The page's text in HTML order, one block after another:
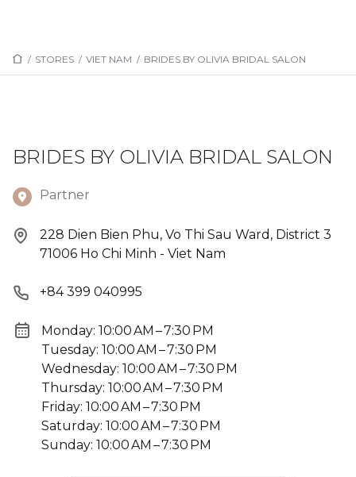
/ STORES / VIET NAM / BRIDES BY OLIVIA BRIDAL SALON
BRIDES BY OLIVIA BRIDAL SALON
Partner
228 Dien Bien Phu, Vo Thi Sau Ward, District 3
71006 Ho Chi Minh - Viet Nam
+84 399 040995
Monday: 10:00 AM – 7:30 PM
Tuesday: 10:00 AM – 7:30 PM
Wednesday: 10:00 AM – 7:30 PM
Thursday: 10:00 AM – 7:30 PM
Friday: 10:00 AM – 7:30 PM
Saturday: 10:00 AM – 7:30 PM
Sunday: 10:00 AM – 7:30 PM